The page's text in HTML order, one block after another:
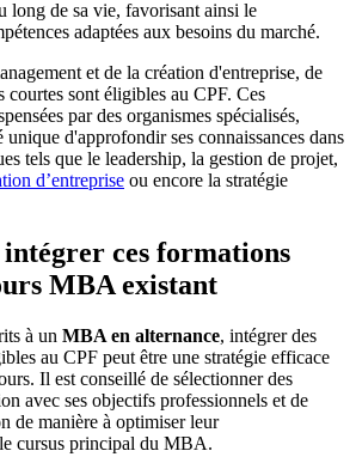
long de sa vie, favorisant ainsi le
adaptées aux besoins du marché.
et de la création d'entreprise, de
courtes sont éligibles au CPF. Ces
par des organismes spécialisés,
d'approfondir ses connaissances dans
tels que le leadership, la gestion de projet,
d’entreprise ou encore la stratégie
ces formations
MBA existant
à un MBA en alternance, intégrer des
au CPF peut être une stratégie efficace
Il est conseillé de sélectionner des
avec ses objectifs professionnels et de
de manière à optimiser leur
cursus principal du MBA.